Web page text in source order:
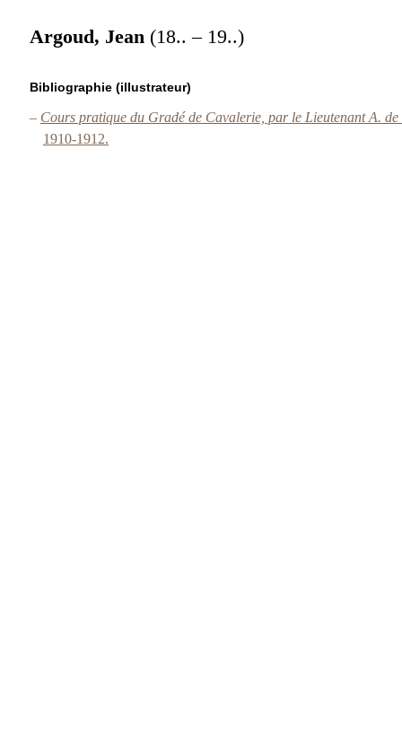
Argoud, Jean (18.. – 19..)
Bibliographie (illustrateur)
– Cours pratique du Gradé de Cavalerie, par le Lieutenant A.
1910-1912.